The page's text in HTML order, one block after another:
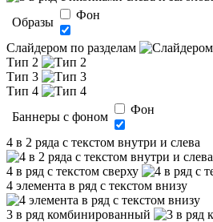
Образы
Фон
Слайдером по разделам
Тип 2
Тип 3
Тип 4
Баннеры с фоном
Фон
4 в 2 ряда с текстом внутри и слева
4 в ряд с текстом сверху
4 элемента в ряд с текстом внизу
3 в ряд комбинированный